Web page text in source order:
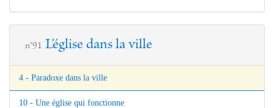
n°91 L'église dans la ville
4 - Paradoxe dans la ville
10 - Une église qui fonctionne